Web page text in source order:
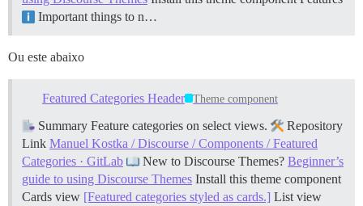
Important things to n…
Ou este abaixo
Featured Categories Header Theme component
Summary Feature categories on select views.
Repository
Link Manuel Kostka / Discourse / Components / Featured
Categories · GitLab
New to Discourse Themes? Beginner’s
guide to using Discourse Themes Install this theme component
Cards view [Featured categories styled as cards.] List view